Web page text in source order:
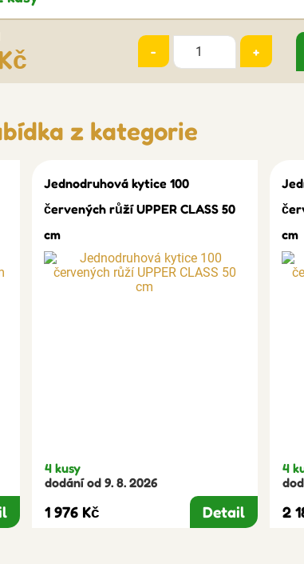
- +
z kategorie
Jednodruhová kytice 100
červených růží UPPER CLASS 50
cm
4 kusy
dodání od 9. 8. 2026
1 976 Kč Detail
cm
4
2